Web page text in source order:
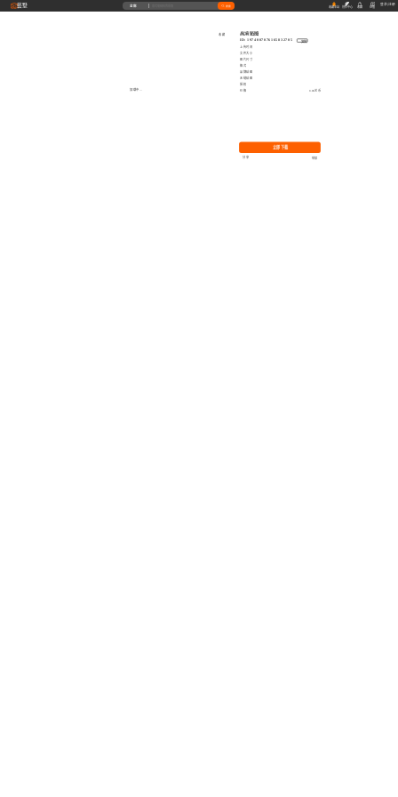
藝墅 全部 搜索 收藏本站 创作中心 收藏 充值
登录 |注册
加载中...
收藏 高清贴图
ID: 1974007076165832705 复制
上传时间
文件大小
图片尺寸
格式
品牌贴图
无缝贴图
授权
价格 0.00艺币
立即下载
分享 举报